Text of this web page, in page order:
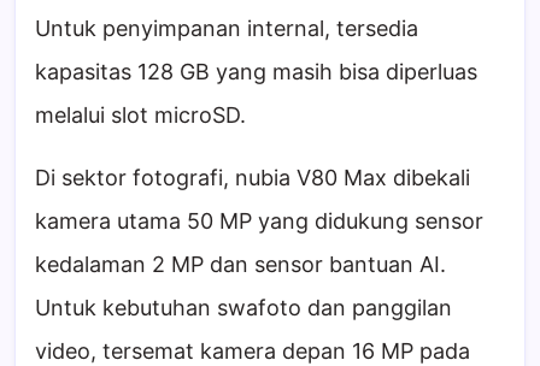
Untuk penyimpanan internal, tersedia
kapasitas 128 GB yang masih bisa diperluas
melalui slot microSD.
Di sektor fotografi, nubia V80 Max dibekali
kamera utama 50 MP yang didukung sensor
kedalaman 2 MP dan sensor bantuan AI.
Untuk kebutuhan swafoto dan panggilan
video, tersemat kamera depan 16 MP pada